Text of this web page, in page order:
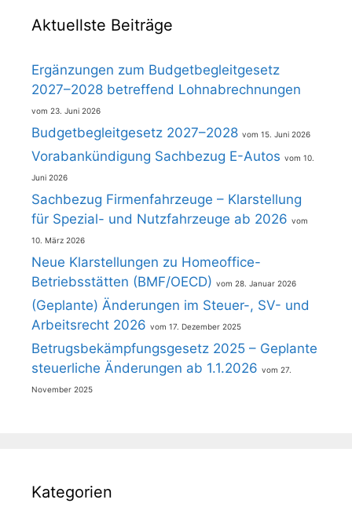
Aktuellste Beiträge
Ergänzungen zum Budgetbegleitgesetz
2027–2028 betreffend Lohnabrechnungen
23. Juni 2026
Budgetbegleitgesetz 2027–2028 15. Juni 2026
Vorabankündigung Sachbezug E-Autos 10.
Juni 2026
Sachbezug Firmenfahrzeuge – Klarstellung
für Spezial- und Nutzfahrzeuge ab 2026
10. März 2026
Neue Klarstellungen zu Homeoffice-
Betriebsstätten (BMF/OECD)
28. Januar 2026
(Geplante) Änderungen im Steuer-, SV- und
Arbeitsrecht 2026
17. Dezember 2025
Betrugsbekämpfungsgesetz 2025 – Geplante
steuerliche Änderungen ab 1.1.2026
27.
November 2025
Kategorien